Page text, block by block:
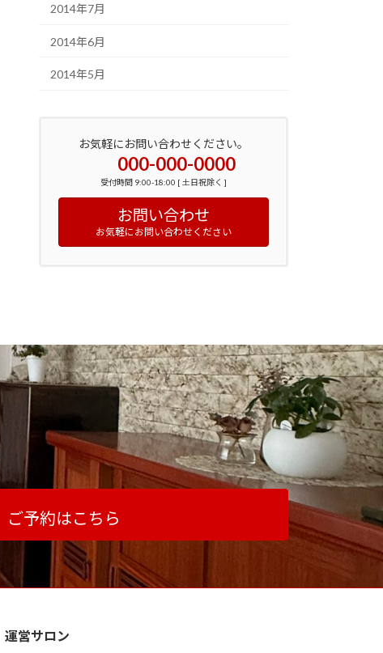
2014年7月
2014年6月
2014年5月
お気軽にお問い合わせください。
000-000-0000
受付時間 9:00-18:00 [ 土日祝除く ]
お問い合わせ
お気軽にお問い合わせください
ご予約はこちら
運営サロン